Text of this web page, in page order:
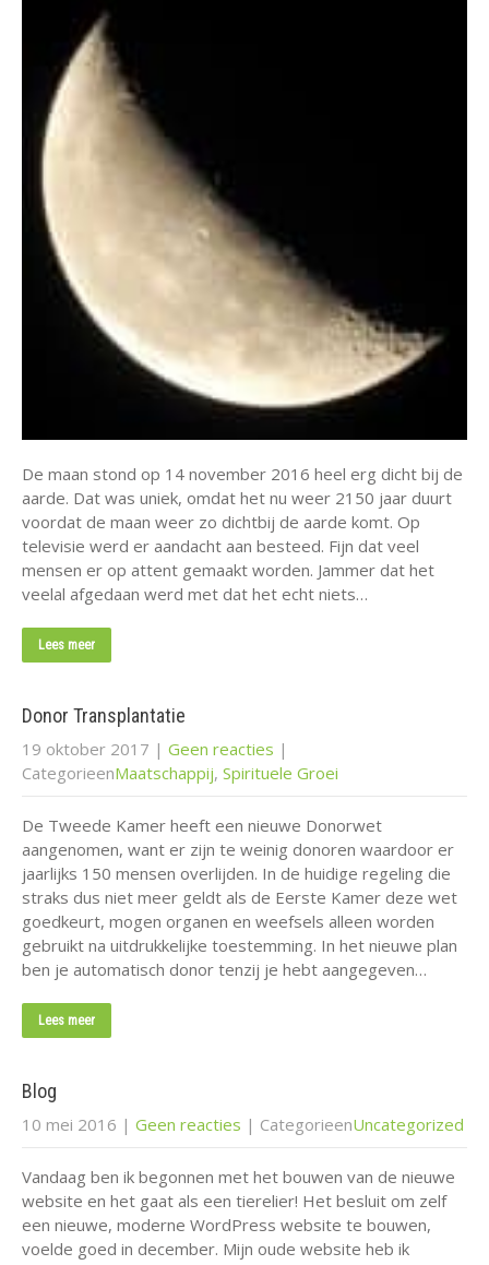
De maan stond op 14 november 2016 heel erg dicht bij de
aarde. Dat was uniek, omdat het nu weer 2150 jaar duurt
voordat de maan weer zo dichtbij de aarde komt. Op
televisie werd er aandacht aan besteed. Fijn dat veel
mensen er op attent gemaakt worden. Jammer dat het
veelal afgedaan werd met dat het echt niets…
Lees meer
Donor Transplantatie
19 oktober 2017 | Geen reacties |
CategorieenMaatschappij, Spirituele Groei
De Tweede Kamer heeft een nieuwe Donorwet
aangenomen, want er zijn te weinig donoren waardoor er
jaarlijks 150 mensen overlijden. In de huidige regeling die
straks dus niet meer geldt als de Eerste Kamer deze wet
goedkeurt, mogen organen en weefsels alleen worden
gebruikt na uitdrukkelijke toestemming. In het nieuwe plan
ben je automatisch donor tenzij je hebt aangegeven…
Lees meer
Blog
10 mei 2016 | Geen reacties | CategorieenUncategorized
Vandaag ben ik begonnen met het bouwen van de nieuwe
website en het gaat als een tierelier! Het besluit om zelf
een nieuwe, moderne WordPress website te bouwen,
voelde goed in december. Mijn oude website heb ik